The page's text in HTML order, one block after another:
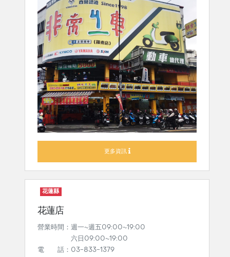
更多資訊
花蓮縣
花蓮店
營業時間：週一~週五09:00~19:00
六日09:00~19:00
電 話：03-833-1379